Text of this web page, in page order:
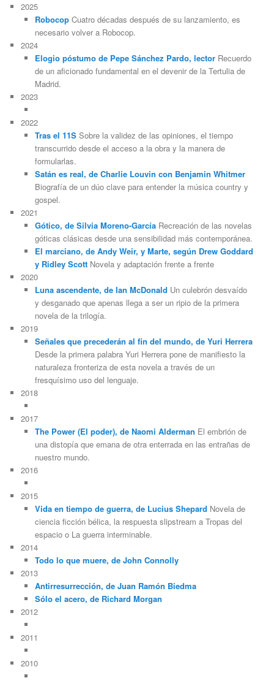
2025
RobocopCuatro décadas después de su lanzamiento, es
necesario volver a Robocop.
2024
Elogio póstumo de Pepe Sánchez Pardo, lectorRecuerdo
de un aficionado fundamental en el devenir de la Tertulia de
Madrid.
2023
2022
Tras el 11SSobre la validez de las opiniones, el tiempo
transcurrido desde el acceso a la obra y la manera de
formularlas.
Satán es real, de Charlie Louvin con Benjamin Whitmer
Biografía de un dúo clave para entender la música country y
gospel.
2021
Gótico, de Silvia Moreno-GarcíaRecreación de las novelas
góticas clásicas desde una sensibilidad más contemporánea.
El marciano, de Andy Weir, y Marte, según Drew Goddard
y Ridley ScottNovela y adaptación frente a frente
2020
Luna ascendente, de Ian McDonald Un culebrón desvaído
y desganado que apenas llega a ser un ripio de la primera
novela de la trilogía.
2019
Señales que precederán al fin del mundo, de Yuri Herrera
Desde la primera palabra Yuri Herrera pone de manifiesto la
naturaleza fronteriza de esta novela a través de un
fresquísimo uso del lenguaje.
2018
2017
The Power (El poder), de Naomi Alderman El embrión de
una distopía que emana de otra enterrada en las entrañas de
nuestro mundo.
2016
2015
Vida en tiempo de guerra, de Lucius Shepard Novela de
ciencia ficción bélica, la respuesta slipstream a Tropas del
espacio o La guerra interminable.
2014
Todo lo que muere, de John Connolly
2013
Antirresurrección, de Juan Ramón Biedma
Sólo el acero, de Richard Morgan
2012
2011
2010